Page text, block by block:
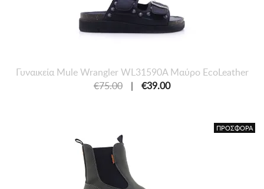
Γυναικεία Mule Wrangler WL31590A Μαύρο EcoLeather
€75.00
| €39.00
ΠΡΟΣΦΟΡΑ